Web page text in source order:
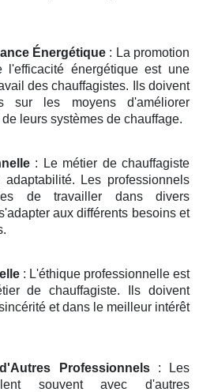
Énergétique : La promotion
énergétique est une
des chauffagistes. Ils doivent
sur les moyens d'améliorer
leurs systèmes de chauffage.
: Le métier de chauffagiste
Les professionnels
de travailler dans divers
aux différents besoins et
: L'éthique professionnelle est
de chauffagiste. Ils doivent
et dans le meilleur intérêt
Professionnels: Les
souvent avec d'autres